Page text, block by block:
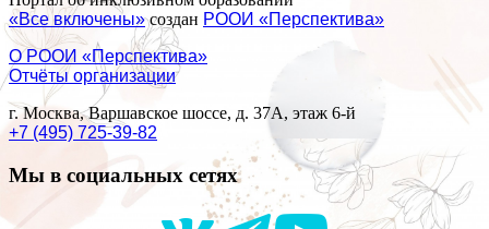
«Все включены»создан РООИ «Перспектива»
О РООИ «Перспектива»
Отчёты организации
г. Москва, Варшавское шоссе, д. 37А, этаж 6-й
+7 (495) 725-39-82
Мы в социальных сетях